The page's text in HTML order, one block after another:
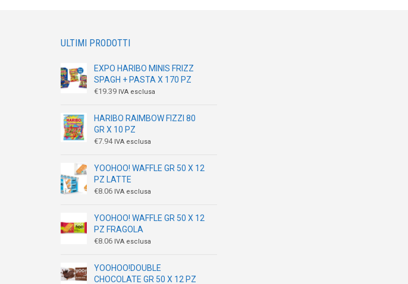
ULTIMI PRODOTTI
EXPO HARIBO MINIS FRIZZ
SPAGH + PASTA X 170 PZ
€19.39 IVA esclusa
HARIBO RAIMBOW FIZZI 80
GR X 10 PZ
€7.94 IVA esclusa
YOOHOO! WAFFLE GR 50 X 12
PZ LATTE
€8.06 IVA esclusa
YOOHOO! WAFFLE GR 50 X 12
PZ FRAGOLA
€8.06 IVA esclusa
YOOHOO!DOUBLE
CHOCOLATE GR 50 X 12 PZ